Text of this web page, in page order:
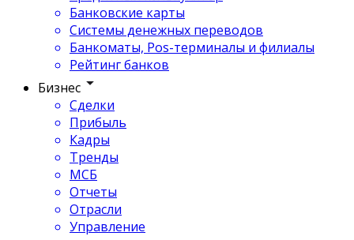
Банковские карты
Системы денежных переводов
Банкоматы, Pos-терминалы и филиалы
Рейтинг банков
Бизнес
Сделки
Прибыль
Кадры
Тренды
МСБ
Отчеты
Отрасли
Управление